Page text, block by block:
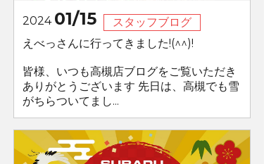
2024 01/15
スタッフブログ
えべっさんに行ってきました!(^^)!
皆様、いつも高槻店ブログをご覧いただき
ありがとうございます 先日は、高槻でも雪
がちらついてまし...